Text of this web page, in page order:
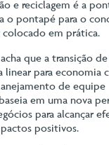
e reciclagem é a
o pontapé para o
em prática.
que a transição
para economia
de equipe
em uma nova
para alcançar
positivos.